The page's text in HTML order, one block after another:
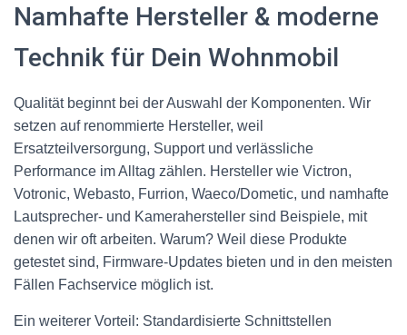
Namhafte Hersteller & moderne
Technik für Dein Wohnmobil
Qualität beginnt bei der Auswahl der Komponenten. Wir
setzen auf renommierte Hersteller, weil
Ersatzteilversorgung, Support und verlässliche
Performance im Alltag zählen. Hersteller wie Victron,
Votronic, Webasto, Furrion, Waeco/Dometic, und namhafte
Lautsprecher- und Kamerahersteller sind Beispiele, mit
denen wir oft arbeiten. Warum? Weil diese Produkte
getestet sind, Firmware-Updates bieten und in den meisten
Fällen Fachservice möglich ist.
Ein weiterer Vorteil: Standardisierte Schnittstellen